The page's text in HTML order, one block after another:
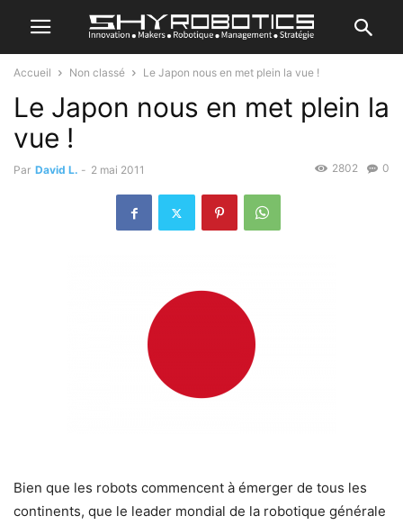
Accueil Non classé Le Japon nous en met plein la vue !
Le Japon nous en met plein la
vue !
Par David L. - 2 mai 2011 0
2802
Bien que les robots commencent à émerger de tous les
continents, que le leader mondial de la robotique générale